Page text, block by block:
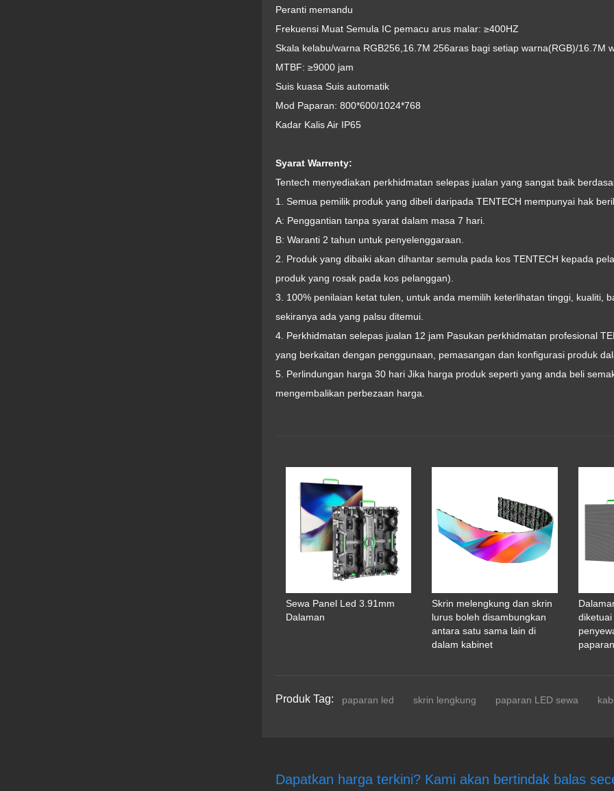
Peranti memandu
Frekuensi Muat Semula IC pemacu arus malar: ≥400HZ
Skala kelabu/warna RGB256,16.7M 256aras bagi setiap warna(RGB)/16.7M
MTBF: ≥9000 jam
Suis kuasa Suis automatik
Mod Paparan: 800*600/1024*768
Kadar Kalis Air IP65
Syarat Warrenty:
Tentech menyediakan perkhidmatan selepas jualan yang sangat baik
1. Semua pemilik produk yang dibeli daripada TENTECH mempunyai hak
A: Penggantian tanpa syarat dalam masa 7 hari.
B: Waranti 2 tahun untuk penyelenggaraan.
2. Produk yang dibaiki akan dihantar semula pada kos TENTECH kepada
produk yang rosak pada kos pelanggan).
3. 100% penilaian ketat tulen, untuk anda memilih keterlihatan tinggi, kualiti,
sekiranya ada yang palsu ditemui.
4. Perkhidmatan selepas jualan 12 jam Pasukan perkhidmatan profesional
yang berkaitan dengan penggunaan, pemasangan dan konfigurasi produk
5. Perlindungan harga 30 hari Jika harga produk seperti yang anda beli
mengembalikan perbezaan harga.
Sewa Panel Led 3.91mm
Dalaman
Skrin melengkung dan skrin
lurus boleh disambungkan
antara satu sama lain di
dalam kabinet
Produk Tag: paparan led skrin lengkung paparan LED sewa
Dapatkan harga terkini? Kami akan bertindak balas